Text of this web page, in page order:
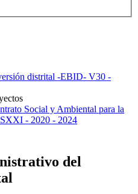
distrital -EBID- V30 -
Social y Ambiental para la
- 2020 - 2024
del